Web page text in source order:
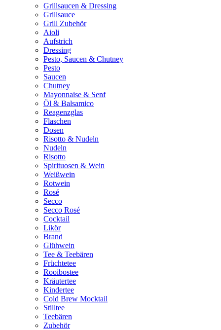
Grillsaucen & Dressing
Grillsauce
Grill Zubehör
Aioli
Aufstrich
Dressing
Pesto, Saucen & Chutney
Pesto
Saucen
Chutney
Mayonnaise & Senf
Öl & Balsamico
Reagenzglas
Flaschen
Dosen
Risotto & Nudeln
Nudeln
Risotto
Spirituosen & Wein
Weißwein
Rotwein
Rosé
Secco
Secco Rosé
Cocktail
Likör
Brand
Glühwein
Tee & Teebären
Früchtetee
Rooibostee
Kräutertee
Kindertee
Cold Brew Mocktail
Stilltee
Teebären
Zubehör